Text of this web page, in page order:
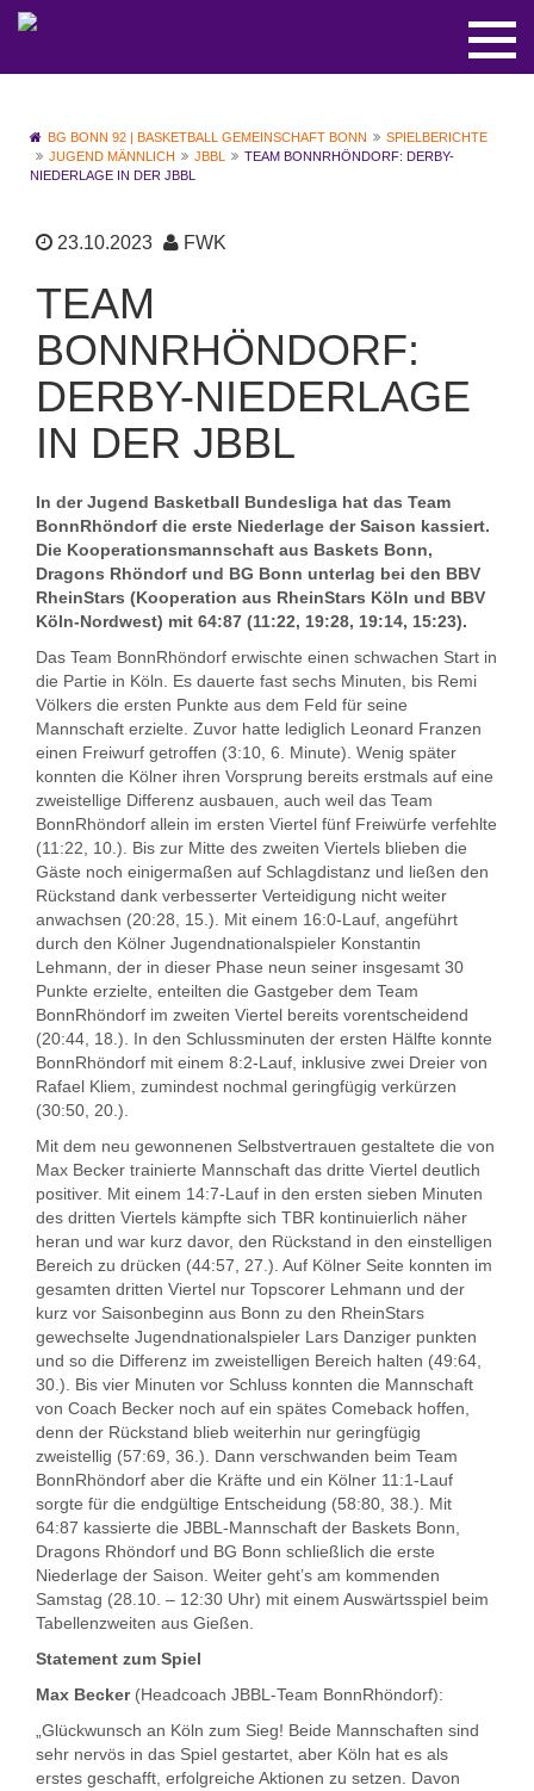
BG BONN 92 | BASKETBALL GEMEINSCHAFT BONN
SPIELBERICHTE
JUGEND MÄNNLICH
JBBL
TEAM BONNRHÖNDORF: DERBY-
NIEDERLAGE IN DER JBBL
23.10.2023 FWK
TEAM
BONNRHÖNDORF:
DERBY-NIEDERLAGE
IN DER JBBL
In der Jugend Basketball Bundesliga hat das Team
BonnRhöndorf die erste Niederlage der Saison kassiert.
Die Kooperationsmannschaft aus Baskets Bonn,
Dragons Rhöndorf und BG Bonn unterlag bei den BBV
RheinStars (Kooperation aus RheinStars Köln und BBV
Köln-Nordwest) mit 64:87 (11:22, 19:28, 19:14, 15:23).
Das Team BonnRhöndorf erwischte einen schwachen Start in
die Partie in Köln. Es dauerte fast sechs Minuten, bis Remi
Völkers die ersten Punkte aus dem Feld für seine
Mannschaft erzielte. Zuvor hatte lediglich Leonard Franzen
einen Freiwurf getroffen (3:10, 6. Minute). Wenig später
konnten die Kölner ihren Vorsprung bereits erstmals auf eine
zweistellige Differenz ausbauen, auch weil das Team
BonnRhöndorf allein im ersten Viertel fünf Freiwürfe verfehlte
(11:22, 10.). Bis zur Mitte des zweiten Viertels blieben die
Gäste noch einigermaßen auf Schlagdistanz und ließen den
Rückstand dank verbesserter Verteidigung nicht weiter
anwachsen (20:28, 15.). Mit einem 16:0-Lauf, angeführt
durch den Kölner Jugendnationalspieler Konstantin
Lehmann, der in dieser Phase neun seiner insgesamt 30
Punkte erzielte, enteilten die Gastgeber dem Team
BonnRhöndorf im zweiten Viertel bereits vorentscheidend
(20:44, 18.). In den Schlussminuten der ersten Hälfte konnte
BonnRhöndorf mit einem 8:2-Lauf, inklusive zwei Dreier von
Rafael Kliem, zumindest nochmal geringfügig verkürzen
(30:50, 20.).
Mit dem neu gewonnenen Selbstvertrauen gestaltete die von
Max Becker trainierte Mannschaft das dritte Viertel deutlich
positiver. Mit einem 14:7-Lauf in den ersten sieben Minuten
des dritten Viertels kämpfte sich TBR kontinuierlich näher
heran und war kurz davor, den Rückstand in den einstelligen
Bereich zu drücken (44:57, 27.). Auf Kölner Seite konnten im
gesamten dritten Viertel nur Topscorer Lehmann und der
kurz vor Saisonbeginn aus Bonn zu den RheinStars
gewechselte Jugendnationalspieler Lars Danziger punkten
und so die Differenz im zweistelligen Bereich halten (49:64,
30.). Bis vier Minuten vor Schluss konnten die Mannschaft
von Coach Becker noch auf ein spätes Comeback hoffen,
denn der Rückstand blieb weiterhin nur geringfügig
zweistellig (57:69, 36.). Dann verschwanden beim Team
BonnRhöndorf aber die Kräfte und ein Kölner 11:1-Lauf
sorgte für die endgültige Entscheidung (58:80, 38.). Mit
64:87 kassierte die JBBL-Mannschaft der Baskets Bonn,
Dragons Rhöndorf und BG Bonn schließlich die erste
Niederlage der Saison. Weiter geht’s am kommenden
Samstag (28.10. – 12:30 Uhr) mit einem Auswärtsspiel beim
Tabellenzweiten aus Gießen.
Statement zum Spiel
Max Becker(Headcoach JBBL-Team BonnRhöndorf):
„Glückwunsch an Köln zum Sieg! Beide Mannschaften sind
sehr nervös in das Spiel gestartet, aber Köln hat es als
erstes geschafft, erfolgreiche Aktionen zu setzen. Davon